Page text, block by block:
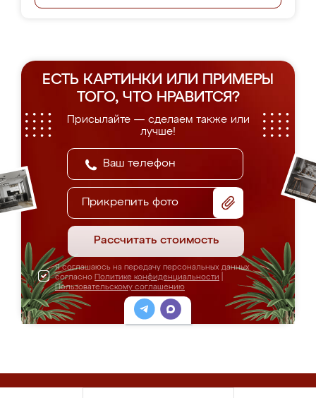
ЕСТЬ КАРТИНКИ ИЛИ ПРИМЕРЫ
ТОГО, ЧТО НРАВИТСЯ?
Присылайте — сделаем также или
лучше!
Прикрепить фото
Рассчитать стоимость
Я соглашаюсь на передачу персональных данных
согласно Политике конфиденциальности
Пользовательскому соглашению